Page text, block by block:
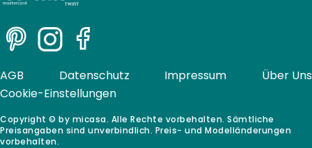
PinterestInstagramFacebook
Copyright © by micasa. Alle Rechte vorbehalten. Sämtliche
Preisangaben sind unverbindlich. Preis- und Modelländerungen
vorbehalten.
AGB Datenschutz Impressum
Über Uns
Cookie-Einstellungen